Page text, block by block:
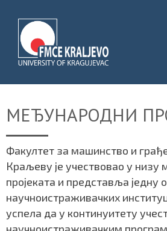
МЕЂУНАРОДНИ
Факултет за машинство и
Краљеву је учествовао у низу
пројеката и представља једну
научноистраживачких
успела да у континуитету